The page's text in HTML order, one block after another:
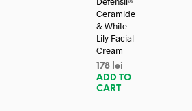
Ceramide
& White
Lily Facial
Cream
178 lei
ADD TO
CART